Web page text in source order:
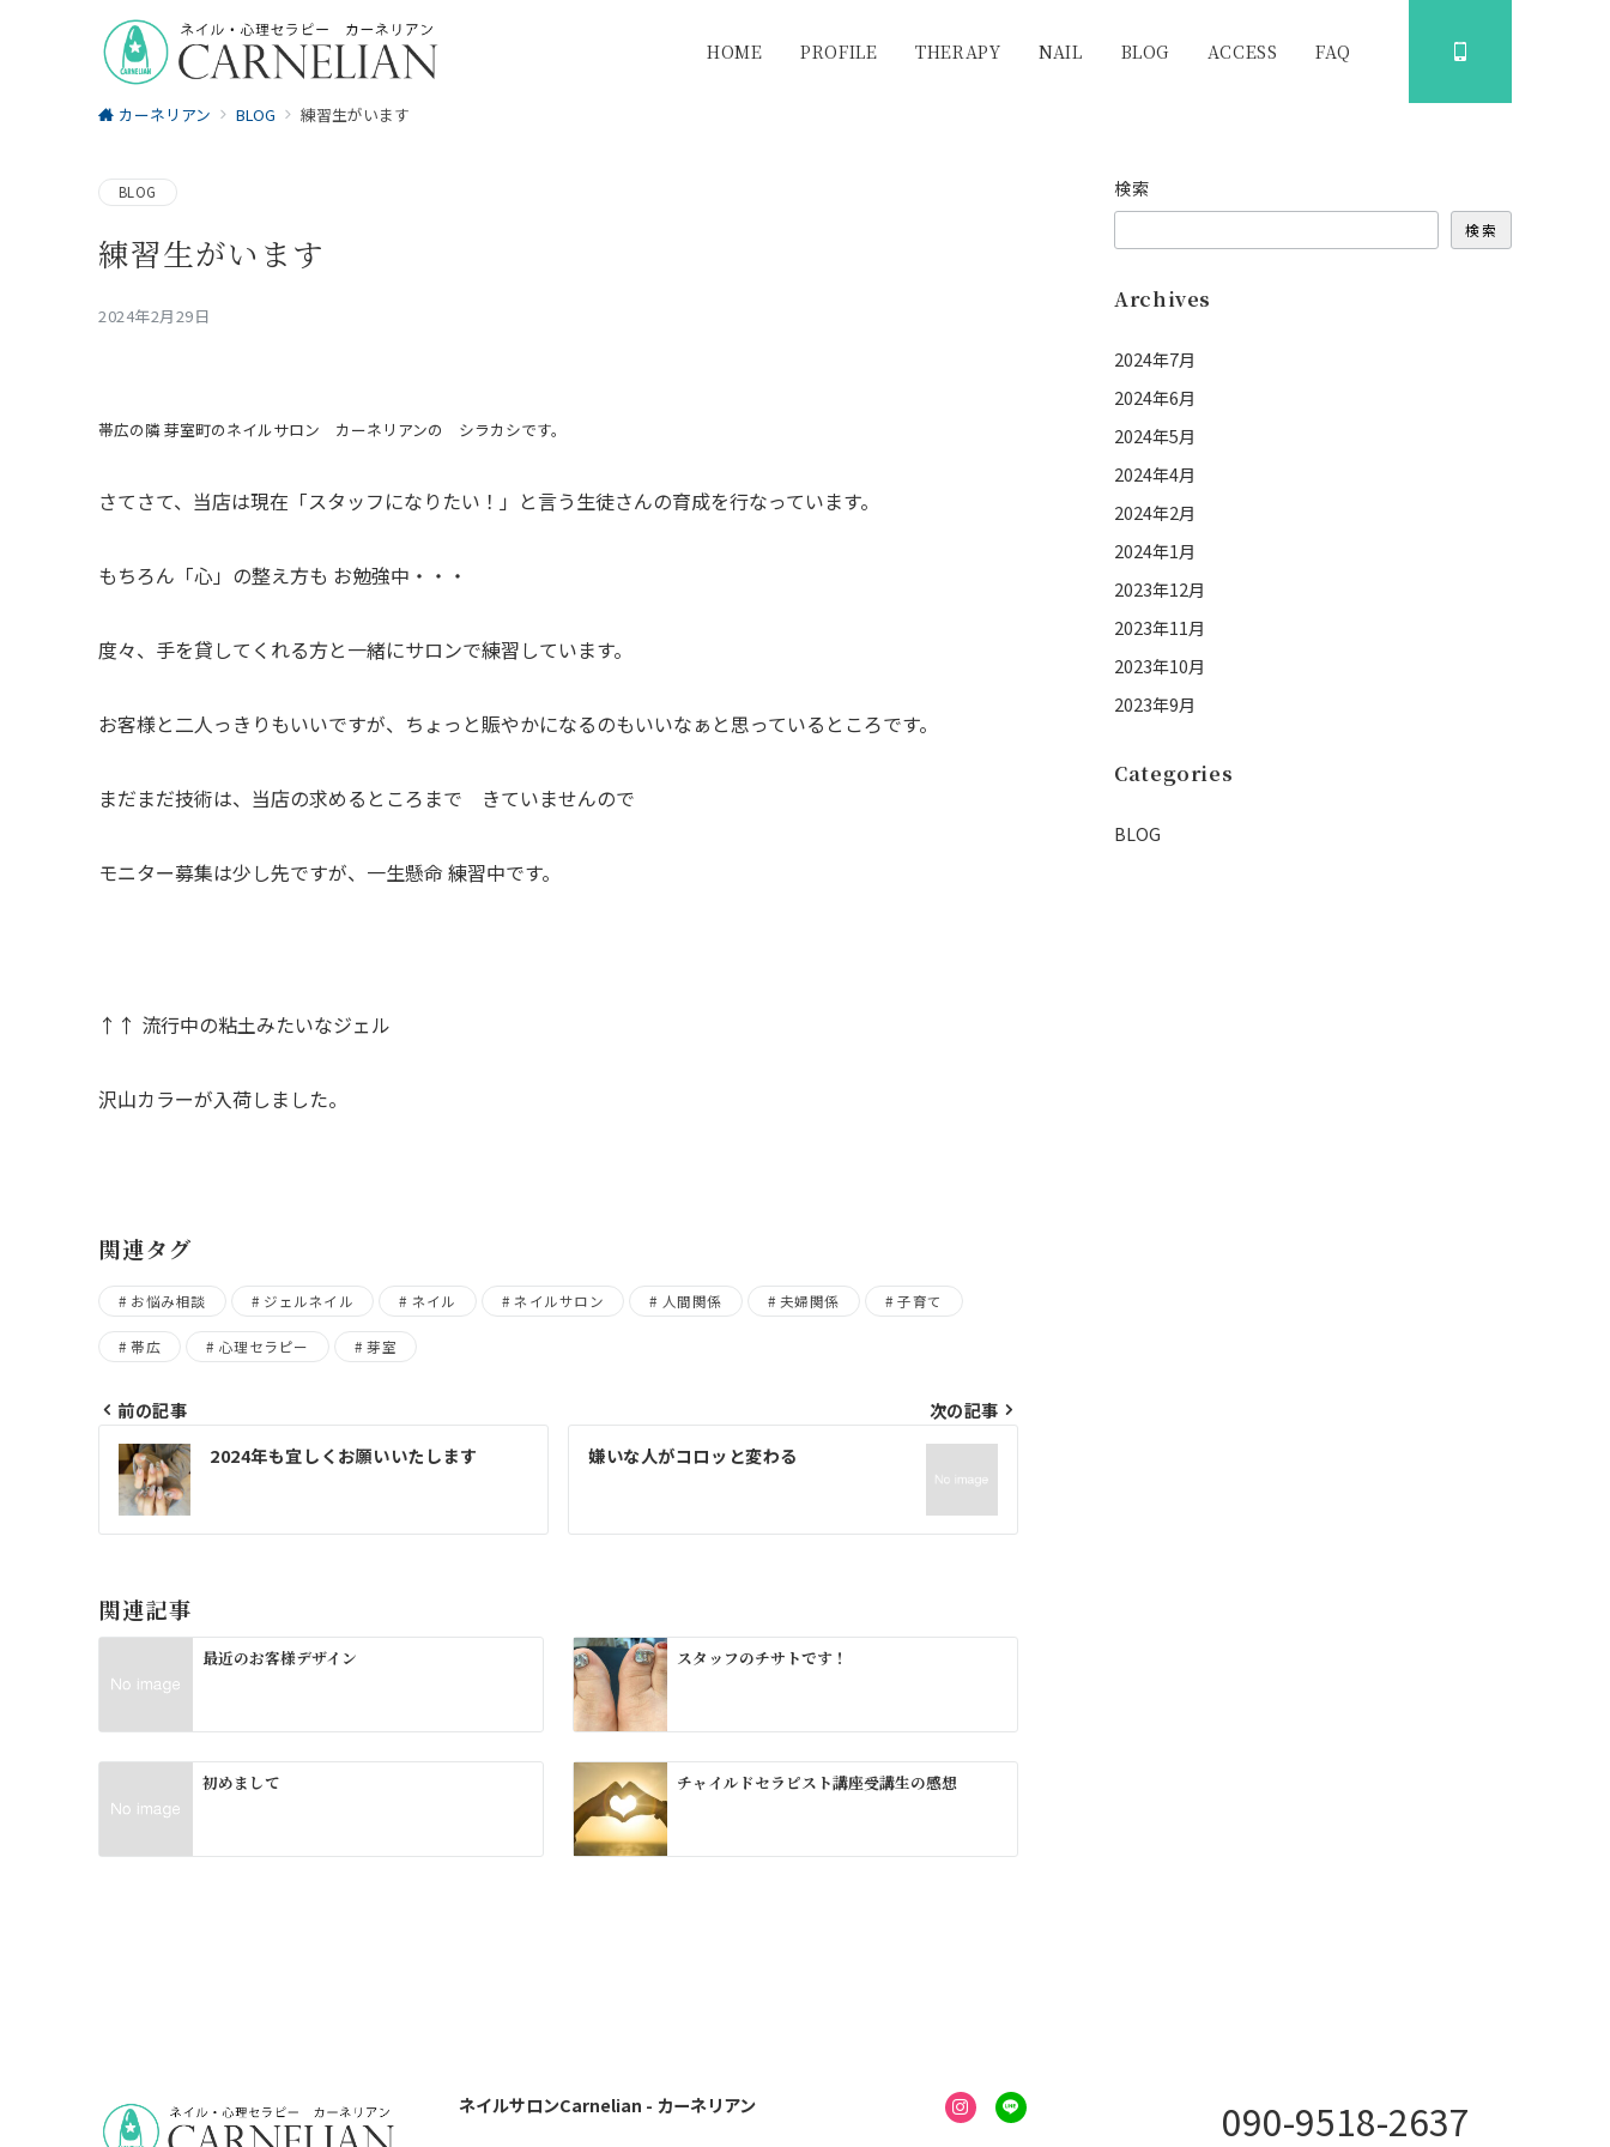
HOME PROFILE THERAPY NAIL BLOG ACCESS FAQ
カーネリアン BLOG 練習生がいます
BLOG
練習生がいます
2024年2月29日
帯広の隣 芽室町のネイルサロン カーネリアンの シラカシです。
さてさて、当店は現在「スタッフになりたい！」と言う生徒さんの育成を行なっています。
もちろん「心」の整え方も お勉強中・・・
度々、手を貸してくれる方と一緒にサロンで練習しています。
お客様と二人っきりもいいですが、ちょっと賑やかになるのもいいなぁと思っているところです。
まだまだ技術は、当店の求めるところまで きていませんので
モニター募集は少し先ですが、一生懸命 練習中です。
↑↑ 流行中の粘土みたいなジェル
沢山カラーが入荷しました。
関連タグ
お悩み相談 ジェルネイル ネイル ネイルサロン 人間関係 夫婦関係 子育て
帯広 心理セラピー 芽室
投
稿
ナ
ゲ
ー
シ
ョ
ン
前の記事
2024年も宜しくお願いいたします
次の記事
嫌いな人がコロッと変わる
関連記事
最近のお客様デザイン スタッフのチサトです！
初めまして チャイルドセラピスト講座受講生の感想
検索
検索
Archives
2024年7月
2024年6月
2024年5月
2024年4月
2024年2月
2024年1月
2023年12月
2023年11月
2023年10月
2023年9月
Categories
BLOG
ネイルサロンCarnelian - カーネリアン 090-9518-2637